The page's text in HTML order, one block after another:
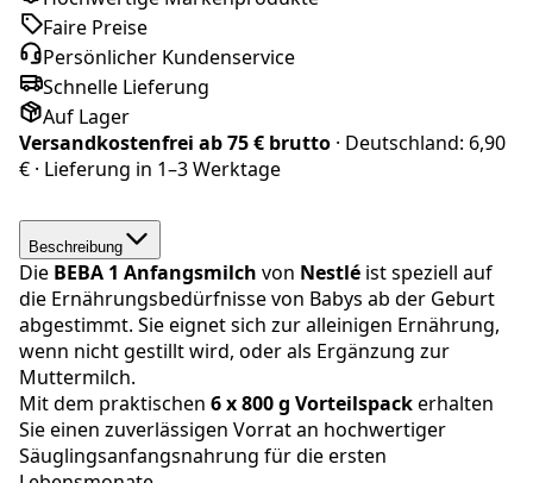
Faire Preise
Persönlicher Kundenservice
Schnelle Lieferung
Auf Lager
Versandkostenfrei ab75 € brutto · Deutschland: 6,90
€ · Lieferung in 1–3 Werktage
Beschreibung
Die BEBA 1 Anfangsmilch von Nestlé ist speziell auf
die Ernährungsbedürfnisse von Babys ab der Geburt
abgestimmt. Sie eignet sich zur alleinigen Ernährung,
wenn nicht gestillt wird, oder als Ergänzung zur
Muttermilch.
Mit dem praktischen 6 x 800 g Vorteilspackerhalten
Sie einen zuverlässigen Vorrat an hochwertiger
Säuglingsanfangsnahrung für die ersten